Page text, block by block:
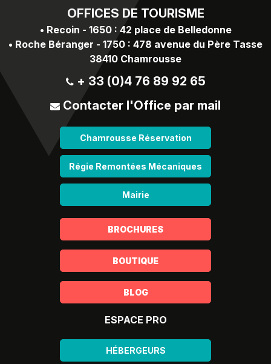
OFFICES DE TOURISME
• Recoin - 1650 : 42 place de Belledonne
• Roche Béranger - 1750 : 478 avenue du Père Tasse
38410 Chamrousse
+ 33 (0)4 76 89 92 65
Contacter l'Office par mail
Chamrousse Réservation
Régie Remontées Mécaniques
Mairie
BROCHURES
BOUTIQUE
BLOG
ESPACE PRO
HÉBERGEURS